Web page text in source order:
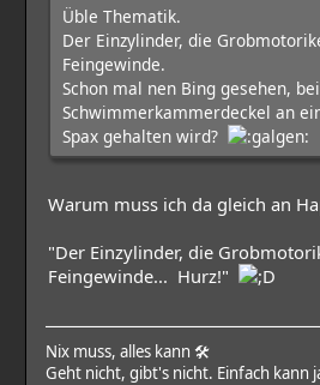
Üble Thematik.
Der Einzylinder, die
Feingewinde.
Schon mal nen Bing gesehen,
Schwimmerkammerdeckel an
Spax gehalten wird?
Warum muss ich da gleich an
"Der Einzylinder, die
Feingewinde... Hurz!"
Nix muss, alles kann 🛠
Geht nicht, gibt's nicht. Einfach kann